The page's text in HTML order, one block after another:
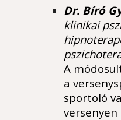
Dr. Bíró
klinikai
A
a
sportoló
versenyen